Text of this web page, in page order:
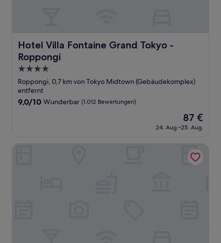
Hotel Villa Fontaine Grand Tokyo -
Roppongi
Hotel Villa Fontaine Grand Tokyo - Roppongi
4.0-
Sterne-
Unterkunft
Roppongi, 0,7 km von Tokyo Midtown (Gebäudekomplex)
entfernt
9.0
Bewertungen)
9,0/10 Wunderbar (1.012 Bewertungen)
Der
Preis
beträgt
87 €
24. Aug.–25. Aug.